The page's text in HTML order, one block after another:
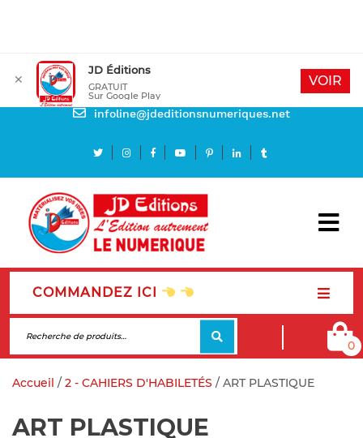
Besoin d'aide
infoline@jdeditionsnumeriques.net
COMMANDEZ ICI
0
Accueil / 2 - CAHIERS D'HABILETÉS / ART PLASTIQUE
ART PLASTIQUE
✕
JD Éditions
GRATUIT
Sur Google Play
VOIR